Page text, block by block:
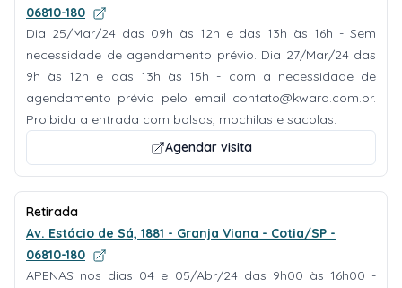
06810-180
Dia 25/Mar/24 das 09h às 12h e das 13h às 16h - Sem
necessidade de agendamento prévio. Dia 27/Mar/24 das
9h às 12h e das 13h às 15h - com a necessidade de
agendamento prévio pelo email contato@kwara.com.br.
Proibida a entrada com bolsas, mochilas e sacolas.
Agendar visita
Retirada
Av. Estácio de Sá, 1881 - Granja Viana - Cotia/SP -
06810-180
APENAS nos dias 04 e 05/Abr/24 das 9h00 às 16h00 -